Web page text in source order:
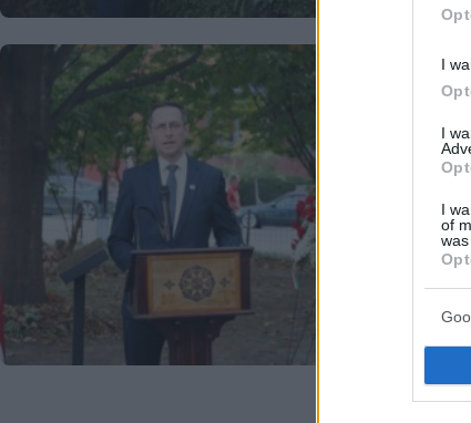
I
I
I
of
was